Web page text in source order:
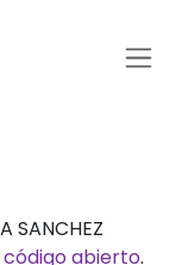
SANCHEZ
código abierto.